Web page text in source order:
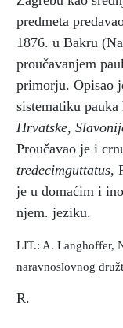
predmeta
1876. u Bakru
proučavanjem
primorju. Opisao
sistematiku
Hrvatske,
Proučavao je i
tredecimguttatus,
je u domaćim i
njem. jeziku.
LIT.: A. Langhoffer,
naravnoslovnog
R.